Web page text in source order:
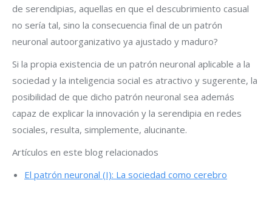
de serendipias, aquellas en que el descubrimiento casual
no sería tal, sino la consecuencia final de un patrón
neuronal autoorganizativo ya ajustado y maduro?
Si la propia existencia de un patrón neuronal aplicable a la
sociedad y la inteligencia social es atractivo y sugerente, la
posibilidad de que dicho patrón neuronal sea además
capaz de explicar la innovación y la serendipia en redes
sociales, resulta, simplemente, alucinante.
Artículos en este blog relacionados
El patrón neuronal (I): La sociedad como cerebro